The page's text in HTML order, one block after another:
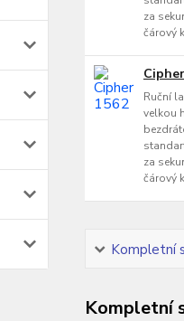
za
čárový
Ruční
velkou
za
čárový
Kompletní
Kompletní